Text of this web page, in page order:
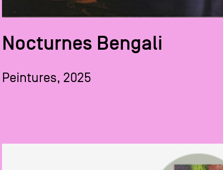
Nocturnes Bengali
Peintures, 2025